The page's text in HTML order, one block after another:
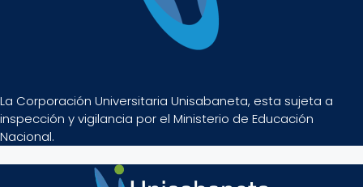
La Corporación Universitaria Unisabaneta, esta sujeta a
inspección y vigilancia por el Ministerio de Educación
Nacional.